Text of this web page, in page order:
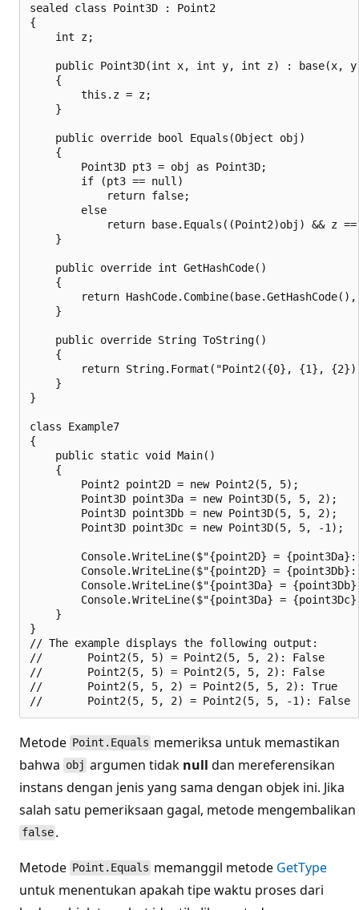
sealed class Point3D : Point2
{
    int z;
public Point3D(int x, int y, int z) : base(x,
    {
        this.z = z;
    }
    public override bool Equals(Object obj)
    {
        Point3D pt3 = obj as Point3D;
        if (pt3 == null)
            return false;
        else
return base.Equals((Point2)obj) && z
    }
    public override int GetHashCode()
    {
return HashCode.Combine(base.GetHashCode(),
    }
    public override String ToString()
    {
return String.Format("Point2({0}, {1},
    }
}
class Example7
{
    public static void Main()
    {
        Point2 point2D = new Point2(5, 5);
        Point3D point3Da = new Point3D(5, 5, 2);
        Point3D point3Db = new Point3D(5, 5, 2);
        Point3D point3Dc = new Point3D(5, 5, -1);
Console.WriteLine($"{point2D} =
Console.WriteLine($"{point2D} =
Console.WriteLine($"{point3Da} =
Console.WriteLine($"{point3Da} =
    }
}
// The example displays the following output:
//       Point2(5, 5) = Point2(5, 5, 2): False
//       Point2(5, 5) = Point2(5, 5, 2): False
//       Point2(5, 5, 2) = Point2(5, 5, 2): True
Metode Point.Equals memeriksa untuk memastikan
bahwa obj argumen tidak null dan mereferensikan
instans dengan jenis yang sama dengan objek ini. Jika
salah satu pemeriksaan gagal, metode mengembalikan
false .
Metode Point.Equals memanggil metode GetType
untuk menentukan apakah tipe waktu proses dari